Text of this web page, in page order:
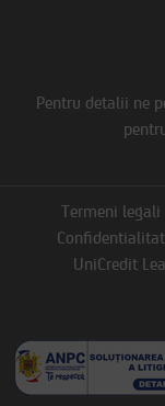
Pentru detalii ne
Termeni legali
UniCredit